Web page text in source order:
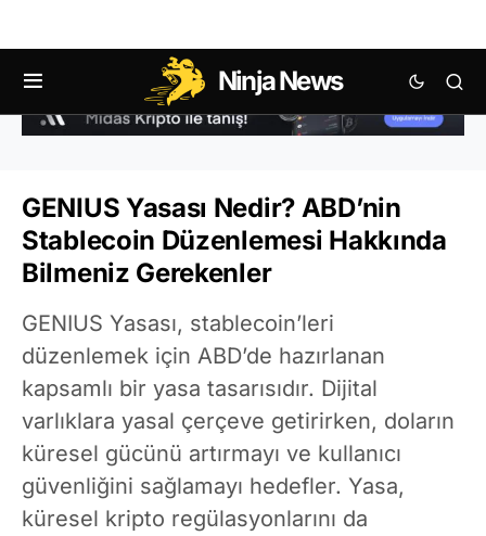
Ninja News
GENIUS Yasası Nedir? ABD’nin
Stablecoin Düzenlemesi Hakkında
Bilmeniz Gerekenler
GENIUS Yasası, stablecoin’leri
düzenlemek için ABD’de hazırlanan
kapsamlı bir yasa tasarısıdır. Dijital
varlıklara yasal çerçeve getirirken, doların
küresel gücünü artırmayı ve kullanıcı
güvenliğini sağlamayı hedefler. Yasa,
küresel kripto regülasyonlarını da